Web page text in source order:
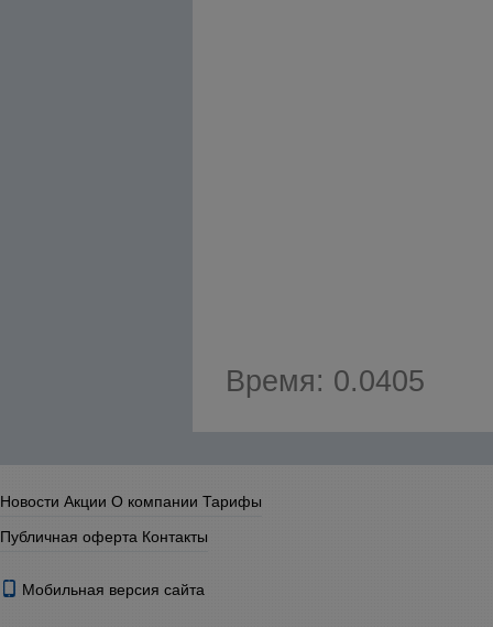
Время: 0.0405
Новости Акции О компании Тарифы
Публичная оферта Контакты
Мобильная версия сайта